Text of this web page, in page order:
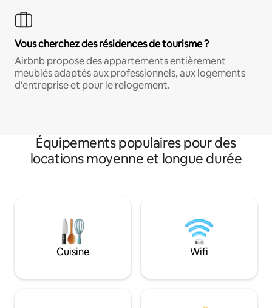
Vous cherchez des résidences de tourisme ?
Airbnb propose des appartements entièrement
meublés adaptés aux professionnels, aux logements
d'entreprise et pour le relogement.
Équipements populaires pour des
locations moyenne et longue durée
Cuisine Wifi